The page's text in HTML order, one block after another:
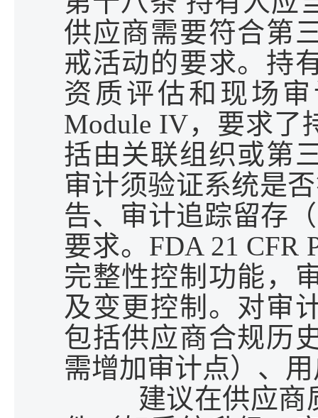
供应商需要符合第
戒活动的要求。持
资质评估和现场
Module IV，要求了
括由关联组织或第
审计须验证系统是
告、审计追踪留存
要求。 FDA 21 CFR
完整性控制功能，
及变更控制。对审
包括供应商合规历
需增加审计点）、
建议在供应商